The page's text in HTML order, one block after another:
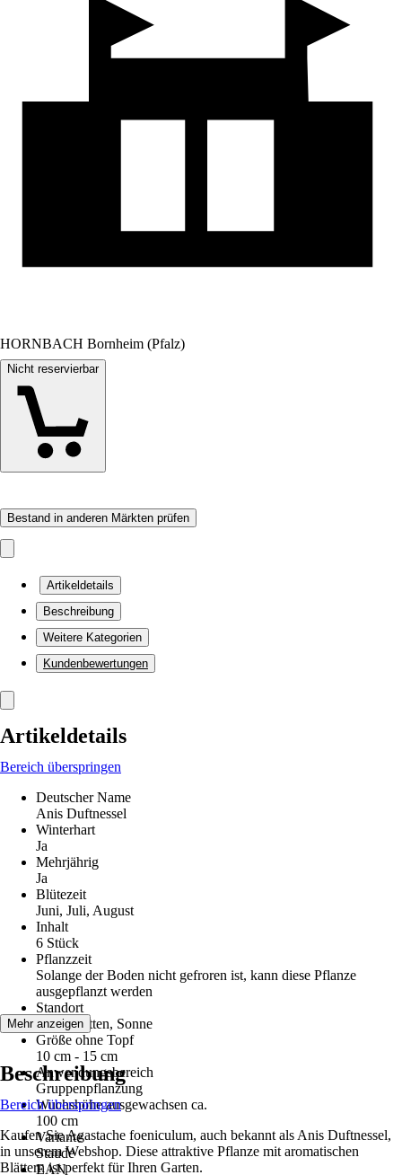
HORNBACH Bornheim (Pfalz)
Nicht reservierbar
Bestand in anderen Märkten prüfen
Artikeldetails
Beschreibung
Weitere Kategorien
Kundenbewertungen
Artikeldetails
Bereich überspringen
Deutscher Name
Anis Duftnessel
Winterhart
Ja
Mehrjährig
Ja
Blütezeit
Juni, Juli, August
Inhalt
6 Stück
Pflanzzeit
Solange der Boden nicht gefroren ist, kann diese Pflanze
ausgepflanzt werden
Standort
Halbschatten, Sonne
Größe ohne Topf
10 cm - 15 cm
Anwendungsbereich
Gruppenpflanzung
Wuchshöhe ausgewachsen ca.
100 cm
Variante
Staude
EAN
Mehr anzeigen
Beschreibung
Bereich überspringen
Kaufen Sie Agastache foeniculum, auch bekannt als Anis Duftnessel,
in unserem Webshop. Diese attraktive Pflanze mit aromatischen
Blättern ist perfekt für Ihren Garten.